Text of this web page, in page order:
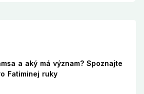
a aký má význam? Spoznajte
Fatiminej ruky